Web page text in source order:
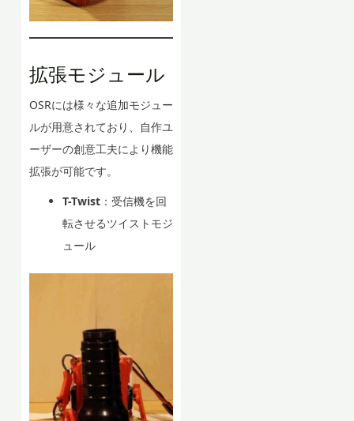
拡張モジュール
OSRには様々な追加モジュー
ルが用意されており、自作ユ
ーザーの創意工夫により機能
拡張が可能です。
T-Twist：受信機を回
転させるツイストモジ
ュール